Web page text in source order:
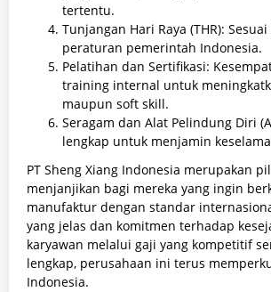
tertentu.
Tunjangan Hari Raya (THR):
peraturan pemerintah Indonesia.
Pelatihan dan Sertifikasi:
training internal untuk
maupun soft skill.
Seragam dan Alat Pelindung Diri
lengkap untuk menjamin
PT Sheng Xiang Indonesia merupakan
menjanjikan bagi mereka yang ingin
manufaktur dengan standar
yang jelas dan komitmen terhadap
karyawan melalui gaji yang kompetitif
lengkap, perusahaan ini terus
Indonesia.